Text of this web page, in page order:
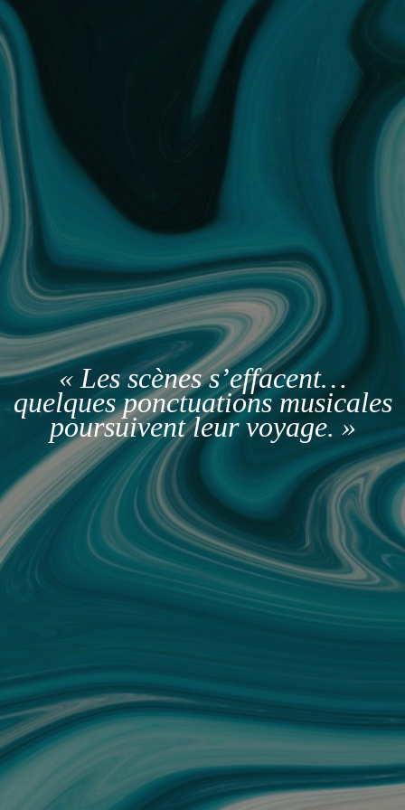
« Les scènes s’effacent…
quelques ponctuations musicales
poursuivent leur voyage. »